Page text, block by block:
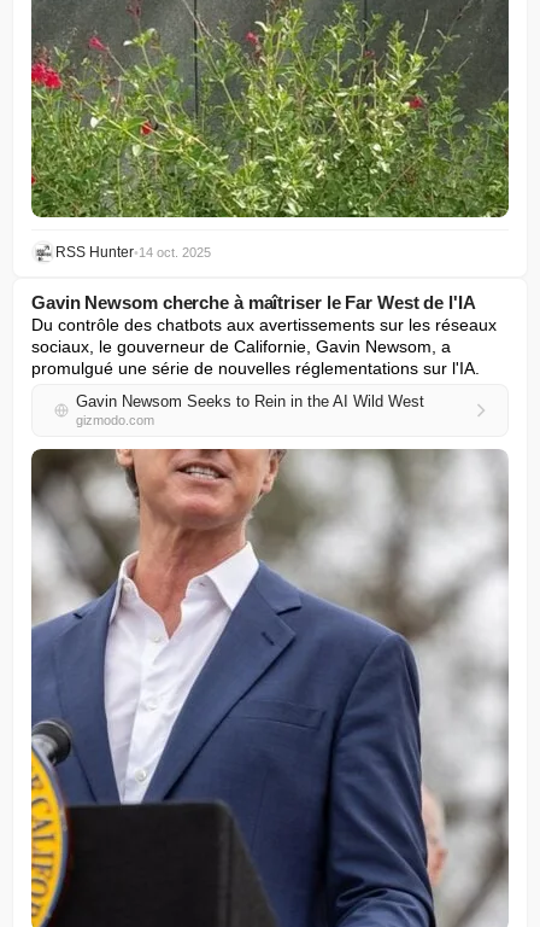
RSS Hunter•14 oct. 2025
Gavin Newsom cherche à maîtriser le Far West de l'IA
Du contrôle des chatbots aux avertissements sur les réseaux
sociaux, le gouverneur de Californie, Gavin Newsom, a
promulgué une série de nouvelles réglementations sur l'IA.
Gavin Newsom Seeks to Rein in the AI Wild West
gizmodo.com